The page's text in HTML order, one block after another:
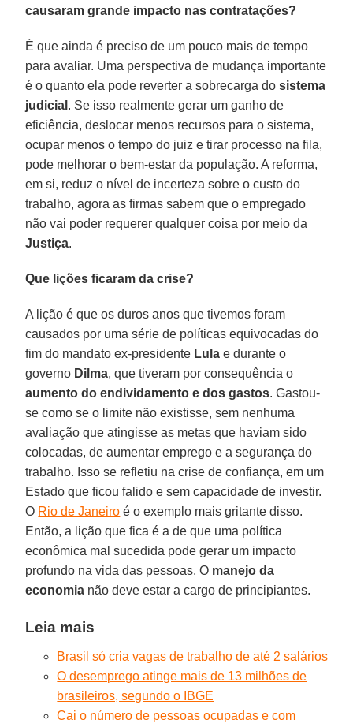
causaram grande impacto nas contratações?
É que ainda é preciso de um pouco mais de tempo
para avaliar. Uma perspectiva de mudança importante
é o quanto ela pode reverter a sobrecarga dosistema
judicial . Se isso realmente gerar um ganho de
eficiência, deslocar menos recursos para o sistema,
ocupar menos o tempo do juiz e tirar processo na fila,
pode melhorar o bem-estar da população. A reforma,
em si, reduz o nível de incerteza sobre o custo do
trabalho, agora as firmas sabem que o empregado
não vai poder requerer qualquer coisa por meio da
Justiça.
Que lições ficaram da crise?
A lição é que os duros anos que tivemos foram
causados por uma série de políticas equivocadas do
fim do mandato ex-presidente Lula e durante o
governo Dilma, que tiveram por consequência o
aumento do endividamento e dos gastos. Gastou-
se como se o limite não existisse, sem nenhuma
avaliação que atingisse as metas que haviam sido
colocadas, de aumentar emprego e a segurança do
trabalho. Isso se refletiu na crise de confiança, em um
Estado que ficou falido e sem capacidade de investir.
O Rio de Janeiro é o exemplo mais gritante disso.
Então, a lição que fica é a de que uma política
econômica mal sucedida pode gerar um impacto
profundo na vida das pessoas. O manejo da
economia não deve estar a cargo de principiantes.
Leia mais
Brasil só cria vagas de trabalho de até 2 salários
O desemprego atinge mais de 13 milhões de
brasileiros, segundo o IBGE
Cai o número de pessoas ocupadas e com